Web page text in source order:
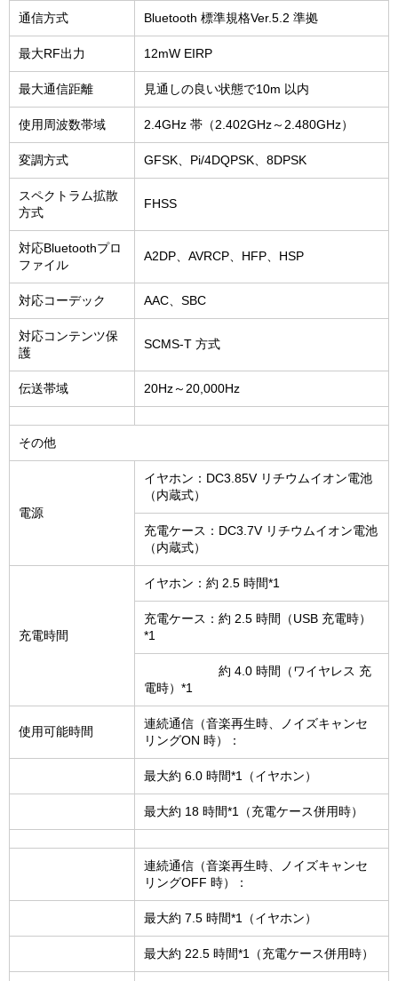
通信方式 Bluetooth 標準規格Ver.5.2 準拠
最大RF出力 12mW EIRP
最大通信距離 見通しの良い状態で10m 以内
使用周波数帯域 2.4GHz 帯（2.402GHz～2.480GHz）
変調方式 GFSK、Pi/4DQPSK、8DPSK
スペクトラム拡散
方式
FHSS
対応Bluetoothプロ
ファイル
A2DP、AVRCP、HFP、HSP
対応コーデック AAC、SBC
対応コンテンツ保
護
SCMS-T 方式
伝送帯域 20Hz～20,000Hz
その他
電源
イヤホン：DC3.85V リチウムイオン電池
（内蔵式）
充電ケース：DC3.7V リチウムイオン電池
（内蔵式）
充電時間
イヤホン：約 2.5 時間*1
充電ケース：約 2.5 時間（USB 充電時）
*1
約 4.0 時間（ワイヤレス 充
電時）*1
使用可能時間
連続通信（音楽再生時、ノイズキャンセ
リングON 時）：
最大約 6.0 時間*1（イヤホン）
最大約 18 時間*1（充電ケース併用時）
連続通信（音楽再生時、ノイズキャンセ
リングOFF 時）：
最大約 7.5 時間*1（イヤホン）
最大約 22.5 時間*1（充電ケース併用時）